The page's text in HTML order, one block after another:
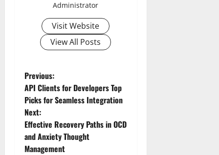
Administrator
Visit Website
View All Posts
P
o
s
t
Previous:
API Clients for Developers Top
Picks for Seamless Integration
Next:
Effective Recovery Paths in OCD
and Anxiety Thought
Management